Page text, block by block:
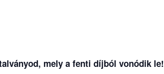
mely a fenti díjból vonódik le!